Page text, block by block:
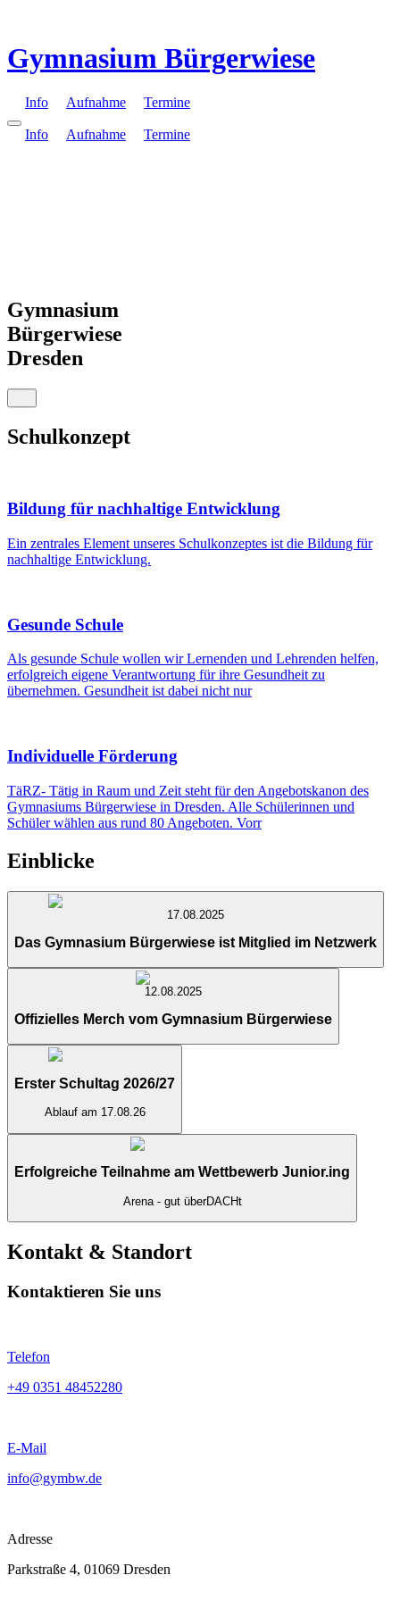
Gymnasium Bürgerwiese
Info Aufnahme Termine
Info Aufnahme Termine
Gymnasium
Bürgerwiese
Dresden
Schulkonzept
Bildung für nachhaltige Entwicklung
Ein zentrales Element unseres Schulkonzeptes ist die Bildung für
nachhaltige Entwicklung.
Gesunde Schule
Als gesunde Schule wollen wir Lernenden und Lehrenden helfen,
erfolgreich eigene Verantwortung für ihre Gesundheit zu
übernehmen. Gesundheit ist dabei nicht nur
Individuelle Förderung
TäRZ- Tätig in Raum und Zeit steht für den Angebotskanon des
Gymnasiums Bürgerwiese in Dresden. Alle Schülerinnen und
Schüler wählen aus rund 80 Angeboten. Vorr
Einblicke
17.08.2025
Das Gymnasium Bürgerwiese ist Mitglied im Netzwerk
12.08.2025
Offizielles Merch vom Gymnasium Bürgerwiese
Erster Schultag 2026/27
Ablauf am 17.08.26
Erfolgreiche Teilnahme am Wettbewerb Junior.ing
Arena - gut überDACHt
Kontakt & Standort
Kontaktieren Sie uns
Telefon
+49 0351 48452280
E-Mail
info@gymbw.de
Adresse
Parkstraße 4, 01069 Dresden